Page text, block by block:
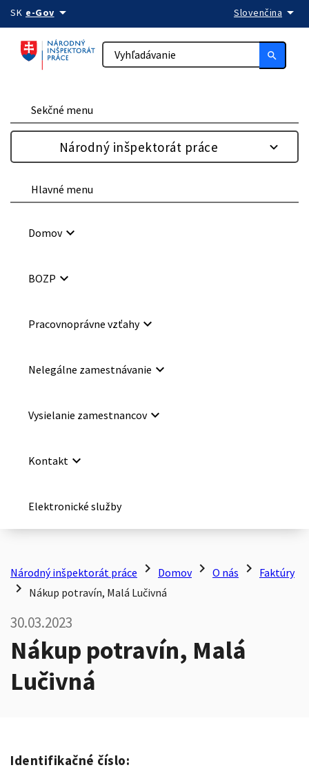
Preskočiť na obsah
SK e-Govarrow_drop_down Slovenčina arrow_drop_down
search
Sekčné menu
Národný inšpektorát práce
Hlavné menu
Domovkeyboard_arrow_down
BOZP keyboard_arrow_down
Pracovnoprávne vzťahykeyboard_arrow_down
Nelegálne zamestnávanie keyboard_arrow_down
Vysielanie zamestnancovkeyboard_arrow_down
Kontakt keyboard_arrow_down
Elektronické služby
Národný inšpektorát práce chevron_right Domov chevron_right O nás chevron_right Faktúry
chevron_right Nákup potravín, Malá Lučivná
30.03.2023
Nákup potravín, Malá
Lučivná
Identifikačné číslo: